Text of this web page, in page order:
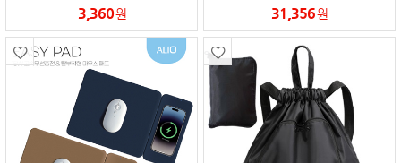
3,360원
올세트
31,356원